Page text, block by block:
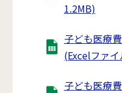
1.2MB)
子ども医療
(Excelファ
子ども医療